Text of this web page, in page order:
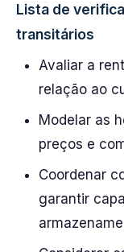
Lista de
transitários
Avaliar a
relação ao
Modelar as
preços e
Coordenar
garantir